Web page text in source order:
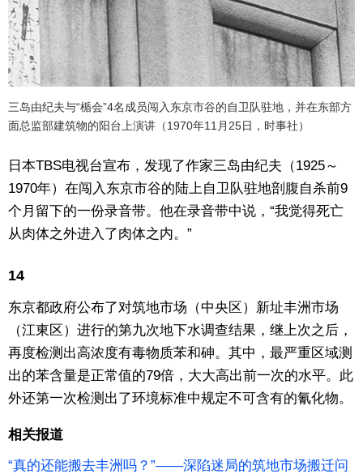
三岛由纪夫与“楯会”4名成员闯入东京市谷的自卫队驻地，并在东部方
面总监部建筑物的阳台上演讲（1970年11月25日，时事社）
日本TBS电视台宣布，发现了作家三岛由纪夫（1925～
1970年）在闯入东京市谷的陆上自卫队驻地剖腹自杀前9
个月留下的一份录音带。他在录音带中说，“我觉得死亡
从肉体之外进入了肉体之内。”
14
东京都政府公布了对筑地市场（中央区）新址丰洲市场
（江東区）进行的第九次地下水调查结果，继上次之后，
再度检测出高浓度有毒物质苯和砷。其中，最严重区域测
出的苯含量是正常值的79倍，大大高出前一次的水平。此
外还第一次检测出了环境标准中规定不可含有的氰化物。
相关报道
“真的还能搬去丰洲吗？”——深陷迷局的筑地市场搬迁问